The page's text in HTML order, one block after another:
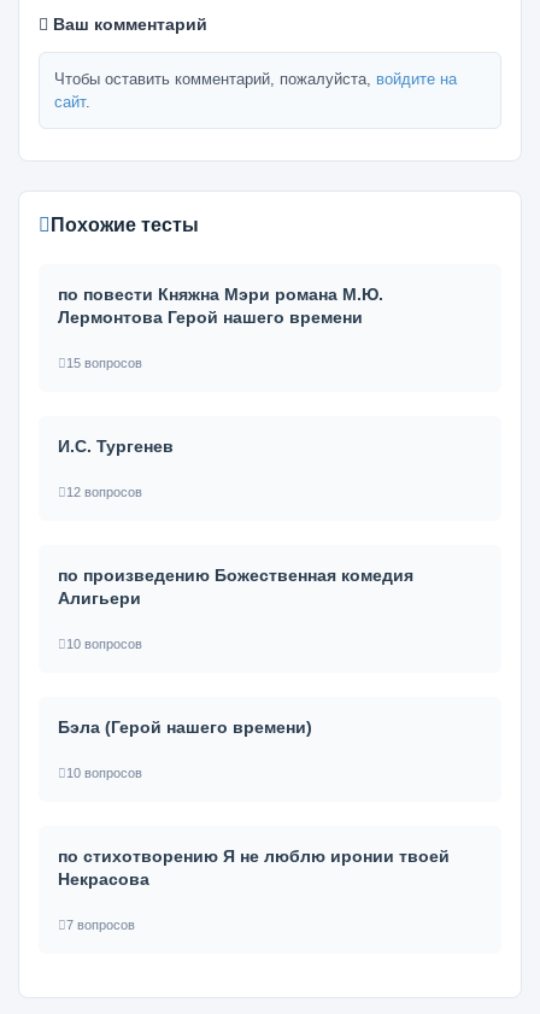
Ваш комментарий
Чтобы оставить комментарий, пожалуйста, войдите на
сайт.
Похожие тесты
по повести Княжна Мэри романа М.Ю.
Лермонтова Герой нашего времени
15 вопросов
И.С. Тургенев
12 вопросов
по произведению Божественная комедия
Алигьери
10 вопросов
Бэла (Герой нашего времени)
10 вопросов
по стихотворению Я не люблю иронии твоей
Некрасова
7 вопросов